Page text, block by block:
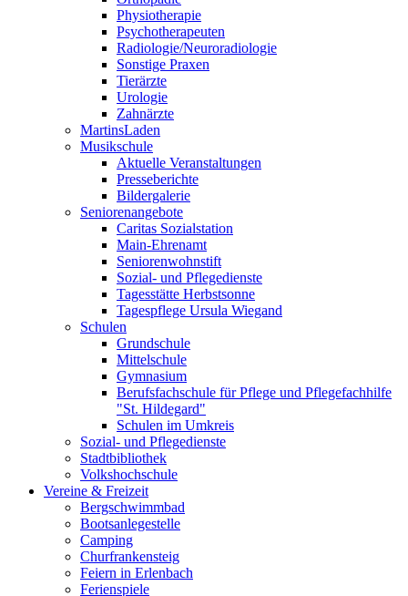
Physiotherapie
Psychotherapeuten
Radiologie/Neuroradiologie
Sonstige Praxen
Tierärzte
Urologie
Zahnärzte
MartinsLaden
Musikschule
Aktuelle Veranstaltungen
Presseberichte
Bildergalerie
Seniorenangebote
Caritas Sozialstation
Main-Ehrenamt
Seniorenwohnstift
Sozial- und Pflegedienste
Tagesstätte Herbstsonne
Tagespflege Ursula Wiegand
Schulen
Grundschule
Mittelschule
Gymnasium
Berufsfachschule für Pflege und Pflegefachhilfe
"St. Hildegard"
Schulen im Umkreis
Sozial- und Pflegedienste
Stadtbibliothek
Volkshochschule
Vereine & Freizeit
Bergschwimmbad
Bootsanlegestelle
Camping
Churfrankensteig
Feiern in Erlenbach
Ferienspiele